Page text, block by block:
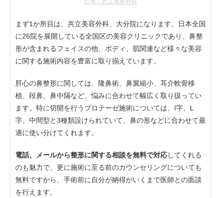
引用：共立美容外科
まず1か所目は、共立美容外科、大分院になります。日本全国
に26院を展開している全国区の美容クリニックであり、鼻整
形が含まれるフェイスの他、ボディ、肌関連など様々な美容
に関する施術内容を豊富に取り揃えています。
肝心の鼻整形に関しては、隆鼻術、鼻翼縮小、耳介軟骨移
植、段鼻、鼻中隔など、悩みに合わせて幅広く取り扱ってい
ます。特に切開を行うプロテーゼ施術については、I字、L
字、中間型と3種類設けられていて、鼻の形などに合わせて最
適に使い分けてくれます。
電話、メールから整形に関する相談を無料で対応してくれる
のも魅力で、更に施術に至る前のカウンセリングについても
無料ですから、手術前に自分が納得がいくまで医師との面談
を行えます。